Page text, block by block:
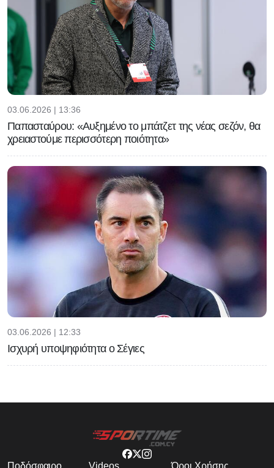
03.06.2026 | 13:36
Παπασταύρου: «Αυξημένο το μπάτζετ της νέας σεζόν, θα
χρειαστούμε περισσότερη ποιότητα»
03.06.2026 | 12:33
Ισχυρή υποψηφιότητα ο Σέγιες